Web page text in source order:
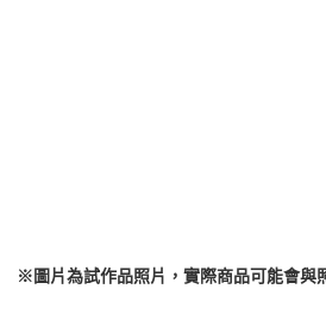
※圖片為試作品照片，實際商品可能會與